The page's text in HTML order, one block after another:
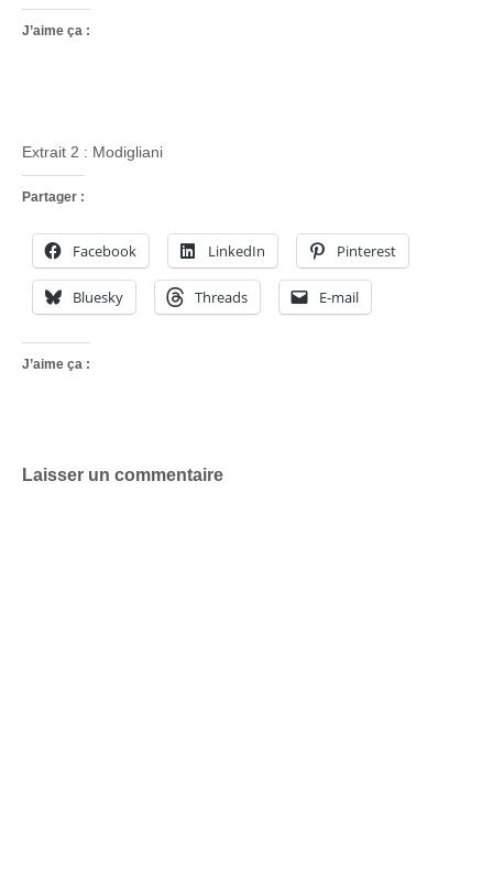
J’aime ça :
Extrait 2 : Modigliani
Partager :
Facebook LinkedIn Pinterest
Bluesky Threads E-mail
J’aime ça :
Laisser un commentaire